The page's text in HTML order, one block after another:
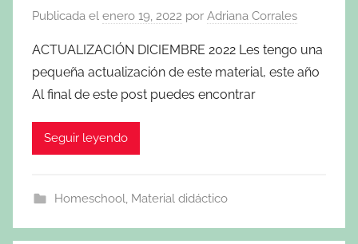
Publicada el enero 19, 2022 por Adriana Corrales
ACTUALIZACIÓN DICIEMBRE 2022 Les tengo una
pequeña actualización de este material, este año
Al final de este post puedes encontrar
Seguir leyendo
Homeschool, Material didáctico